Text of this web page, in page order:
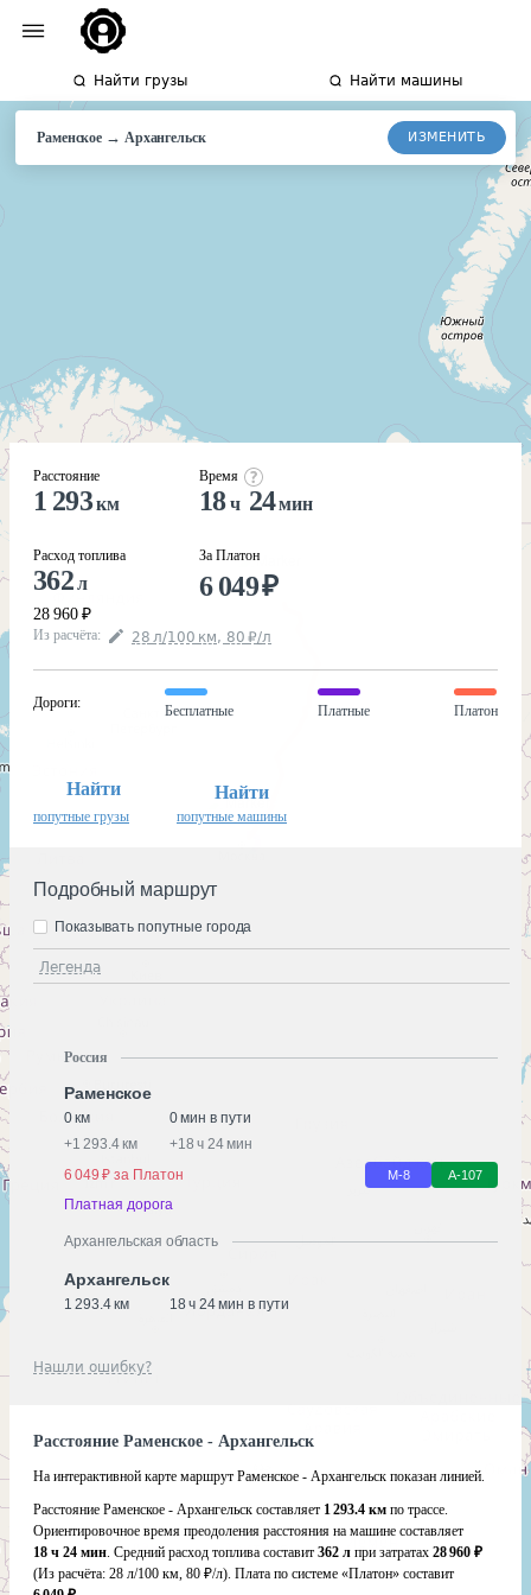
Найти грузы Найти машины
Раменское → Архангельск ИЗМЕНИТЬ
Расстояние
1 293км
Расход топлива
362л
28 960 ₽
Время
18ч 24мин
За Платон
6 049₽
Из расчёта: 28 л/100 км, 80 ₽/л
Дороги:
Бесплатные Платные Платон
Найти
попутные грузы
Найти
попутные машины
Подробный маршрут
Легенда
Показывать попутные города
Россия
Раменское
0 км
0 мин в пути
+1 293.4 км +18 ч 24 мин
6 049 ₽ за Платон
М-8 А-107
Платная дорога
Архангельская область
Архангельск
1 293.4 км 18 ч 24 мин в пути
Нашли ошибку?
Расстояние Раменское - Архангельск
На интерактивной карте маршрут Раменское - Архангельск показан линией.
Расстояние Раменское - Архангельск составляет 1 293.4 км по трассе.
Ориентировочное время преодоления расстояния на машине составляет
18 ч 24 мин. Средний расход топлива составит 362 л при затратах 28 960 ₽
(Из расчёта: 28 л/100 км, 80 ₽/л). Плата по системе «Платон» составит